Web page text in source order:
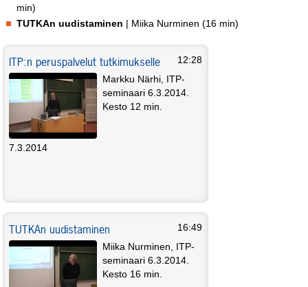
min)
TUTKAn uudistaminen
| Miika Nurminen (16 min)
ITP:n peruspalvelut tutkimukselle
12:28
Markku Närhi, ITP-
seminaari 6.3.2014.
Kesto 12 min.
7.3.2014
TUTKAn uudistaminen
16:49
Miika Nurminen, ITP-
seminaari 6.3.2014.
Kesto 16 min.